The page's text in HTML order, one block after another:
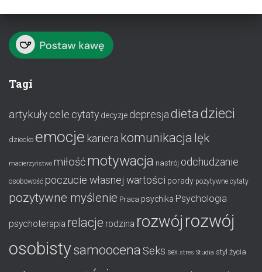
Tagi
artykułycele cytaty decyzje depresja dietadzieci
dziecko emocje kariera komunikacja lęk
macierzyństwo miłośćmotywacja nastrój odchudzanie
osobowość poczucie własnej wartości porady pozytywne cytaty
pozytywne myślenie Praca psychika Psychologia
psychoterapia relacje rodzina rozwój rozwój
osobistysamoocena Seks sex stres Studia styl życia